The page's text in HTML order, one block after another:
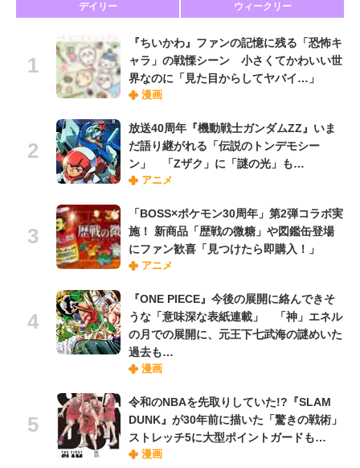
デイリー ウィークリー
『ちいかわ』ファンの記憶に残る「恐怖キ
ャラ」の戦慄シーン 小さくてかわいい世
界なのに「見た目からしてヤバイ…」
漫画
放送40周年『機動戦士ガンダムZZ』いま
だ語り継がれる「伝説のトンデモシー
ン」 「Zザク」に「謎の光」も…
アニメ
「BOSS×ポケモン30周年」第2弾コラボ実
施！ 新商品「歴戦の微糖」や図鑑缶登場
にファン歓喜「見つけたら即購入！」
アニメ
『ONE PIECE』今後の展開に絡んできそ
うな「意味深な表紙連載」 「神」エネル
の月での展開に、元王下七武海の謎めいた
過去も…
漫画
令和のNBAを先取りしていた!?『SLAM
DUNK』が30年前に描いた「驚きの戦術」
ストレッチ5に大型ポイントガードも…
漫画